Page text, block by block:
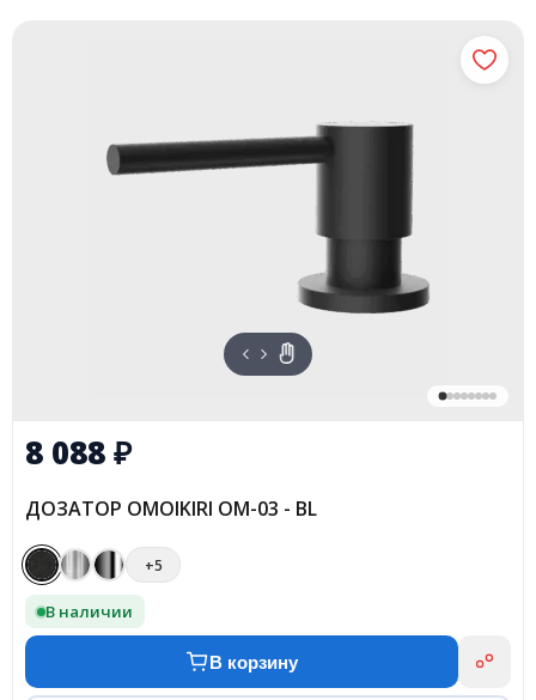
8 088₽
ДОЗАТОР OMOIKIRI OM-03 - BL
+5
В наличии
В корзину